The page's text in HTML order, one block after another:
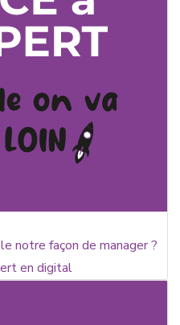
notre façon de manager ?
en digital